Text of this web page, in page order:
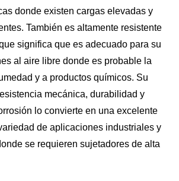
donde existen cargas elevadas y
También es altamente resistente
significa que es adecuado para su
al aire libre donde es probable la
y a productos químicos. Su
mecánica, durabilidad y
lo convierte en una excelente
de aplicaciones industriales y
se requieren sujetadores de alta